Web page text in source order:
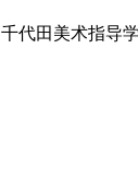
千代田美术指导